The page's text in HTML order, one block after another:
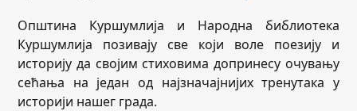
Општина Куршумлија и Народна библиотека
Куршумлија позивају све који воле поезију и
историју да својим стиховима допринесу очувању
сећања на један од најзначајнијих тренутака у
историји нашег града.